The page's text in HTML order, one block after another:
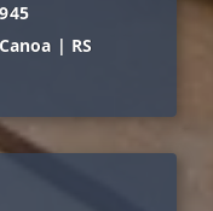
| RS